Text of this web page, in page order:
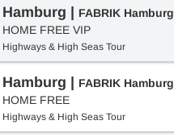
Hamburg
FABRIK Hamburg
HOME FREE VIP
Highways & High Seas Tour
Hamburg
FABRIK Hamburg
HOME FREE
Highways & High Seas Tour